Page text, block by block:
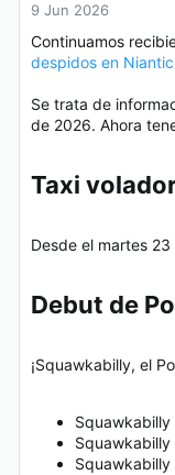
9 Jun 2026
Continuamos
despidos en Niantic
Se trata de
de 2026. Ahora
Taxi
Desde el martes
Debut de
¡Squawkabilly, el